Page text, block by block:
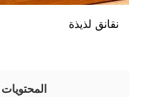
نقانق لذيذة
المحتويات